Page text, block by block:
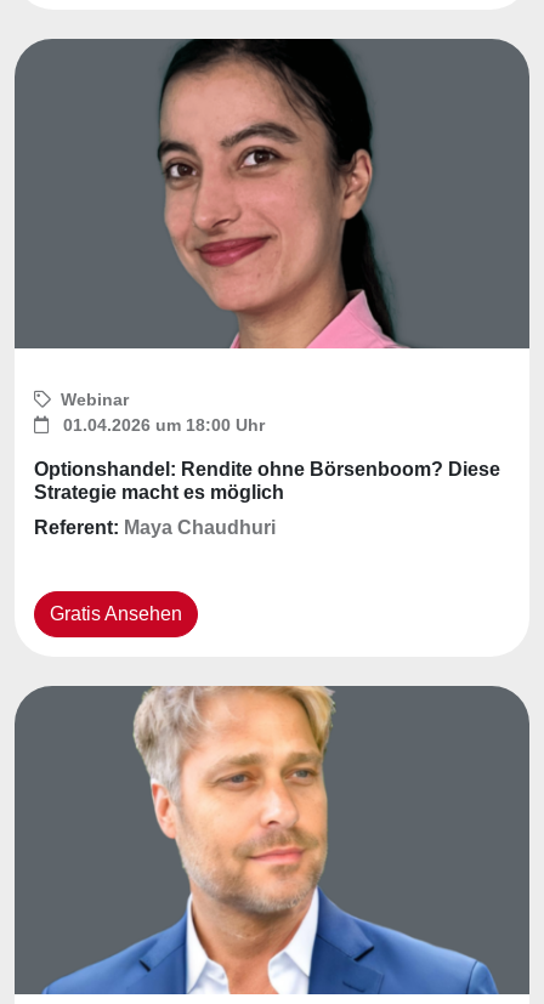
Webinar
01.04.2026 um 18:00 Uhr
Optionshandel: Rendite ohne Börsenboom? Diese
Strategie macht es möglich
Referent: Maya Chaudhuri
Gratis Ansehen